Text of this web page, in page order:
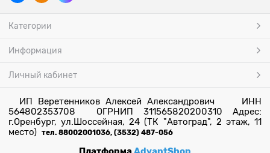
Категории
Информация
Личный кабинет
ИП Веретенников Алексей Александрович ИНН
564802353708 ОГРНИП 311565820200310 Адрес:
г.Оренбург, ул.Шоссейная, 24 (ТК "Автоград", 2 этаж, 11
место) тел. 88002001036, (3532) 487-056